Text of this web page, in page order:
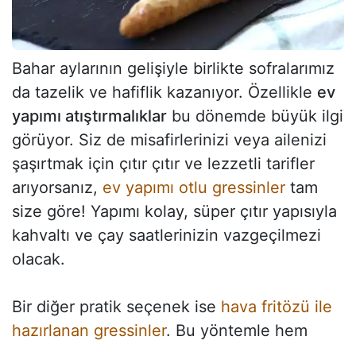
Bahar aylarının gelişiyle birlikte sofralarımız
da tazelik ve hafiflik kazanıyor. Özellikle ev
yapımı atıştırmalıklar bu dönemde büyük ilgi
görüyor. Siz de misafirlerinizi veya ailenizi
şaşırtmak için çıtır çıtır ve lezzetli tarifler
arıyorsanız, ev yapımı otlu gressinler tam
size göre! Yapımı kolay, süper çıtır yapısıyla
kahvaltı ve çay saatlerinizin vazgeçilmezi
olacak.
Bir diğer pratik seçenek ise hava fritözü ile
hazırlanan gressinler. Bu yöntemle hem